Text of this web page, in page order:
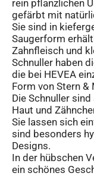
rein pflanzlichen
gefärbt mit
Sie sind in
Saugerform
Zahnfleisch und
Schnuller haben
die bei HEVEA
Form von Stern &
Die Schnuller
Haut und
Sie lassen sich
sind besonders
Designs.
In der hübschen
ein schönes